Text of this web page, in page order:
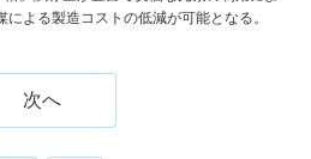
よる製造コストの低減が可能となる。
次へ